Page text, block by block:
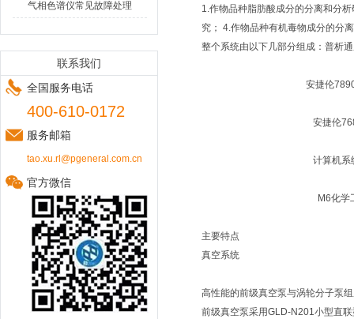
气相色谱仪常见故障处理
联系我们
全国服务电话
400-610-0172
服务邮箱
tao.xu.rl@pgeneral.com.cn
官方微信
1.作物品种脂肪酸成分的分离和分
究； 4.作物品种有机毒物成分的分
整个系统由以下几部分组成：普析
安捷伦7890A气
安捷伦7683自动液
计算机系统（
M6化学工作
主要特点
真空系统
高性能的前级真空泵与涡轮分子泵
前级真空泵采用GLD-N201小型直